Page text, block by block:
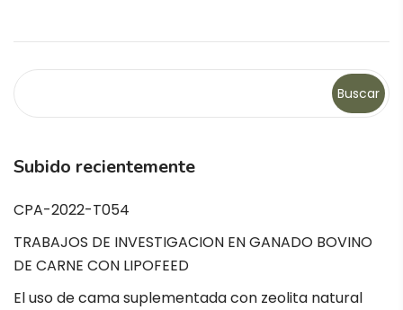
Buscar
Subido recientemente
CPA-2022-T054
TRABAJOS DE INVESTIGACION EN GANADO BOVINO
DE CARNE CON LIPOFEED
El uso de cama suplementada con zeolita natural